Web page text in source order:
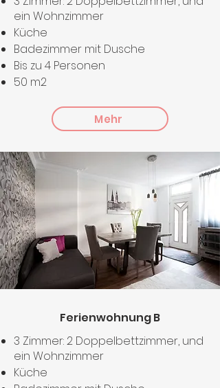
ein Wohnzimmer
Küche
Badezimmer mit Dusche
Bis zu 4 Personen
50 m2
Mehr
Ferienwohnung B
3 Zimmer: 2 Doppelbettzimmer, und
ein Wohnzimmer
Küche